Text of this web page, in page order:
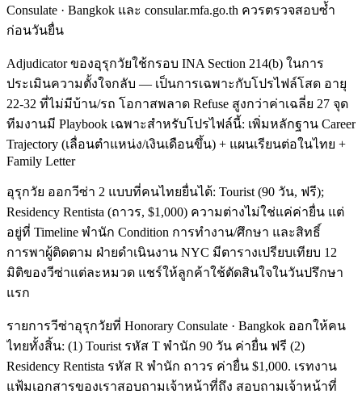
Consulate · Bangkok และ consular.mfa.go.th ควรตรวจสอบซ้ำ
ก่อนวันยื่น
Adjudicator ของอุรุกวัยใช้กรอบ INA Section 214(b) ในการ
ประเมินความตั้งใจกลับ — เป็นการเฉพาะกับโปรไฟล์โสด อายุ
22-32 ที่ไม่มีบ้าน/รถ โอกาสพลาด Refuse สูงกว่าค่าเฉลี่ย 27 จุด
ทีมงานมี Playbook เฉพาะสำหรับโปรไฟล์นี้: เพิ่มหลักฐาน Career
Trajectory (เลื่อนตำแหน่ง/เงินเดือนขึ้น) + แผนเรียนต่อในไทย +
Family Letter
อุรุกวัย ออกวีซ่า 2 แบบที่คนไทยยื่นได้: Tourist (90 วัน, ฟรี);
Residency Rentista (ถาวร, $1,000) ความต่างไม่ใช่แค่ค่ายื่น แต่
อยู่ที่ Timeline พำนัก Condition การทำงาน/ศึกษา และสิทธิ์
การพาผู้ติดตาม ฝ่ายดำเนินงาน NYC มีตารางเปรียบเทียบ 12
มิติของวีซ่าแต่ละหมวด แชร์ให้ลูกค้าใช้ตัดสินใจในวันปรึกษา
แรก
รายการวีซ่าอุรุกวัยที่ Honorary Consulate · Bangkok ออกให้คน
ไทยทั้งสิ้น: (1) Tourist รหัส T พำนัก 90 วัน ค่ายื่น ฟรี (2)
Residency Rentista รหัส R พำนัก ถาวร ค่ายื่น $1,000. เรทงาน
แฟ้มเอกสารของเราสอบถามเจ้าหน้าที่ถึง สอบถามเจ้าหน้าที่